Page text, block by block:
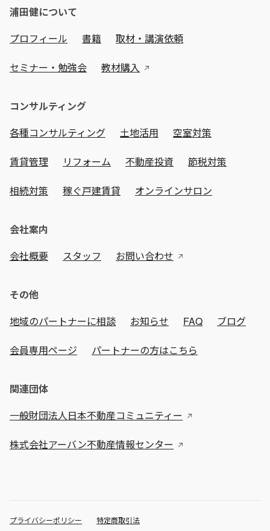
浦田健について
プロフィール
書籍 取材・講演依頼
セミナー・勉強会 教材購入
コンサルティング
各種コンサルティング
土地活用 空室対策
賃貸管理 リフォーム 不動産投資 節税対策
相続対策 稼ぐ戸建賃貸 オンラインサロン
会社案内
会社概要
スタッフ お問い合わせ
その他
地域のパートナーに相談
お知らせ FAQ ブログ
会員専用ページ パートナーの方はこちら
関連団体
一般財団法人日本不動産コミュニティー
株式会社アーバン不動産情報センター
プライバシーポリシー 特定商取引法